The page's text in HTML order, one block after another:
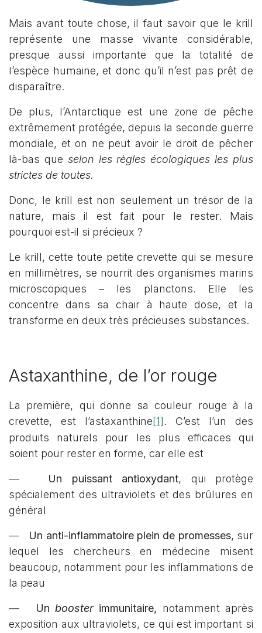
Mais avant toute chose, il faut savoir que le krill
représente une masse vivante considérable,
presque aussi importante que la totalité de
l’espèce humaine, et donc qu’il n’est pas prêt de
disparaître.
De plus, l’Antarctique est une zone de pêche
extrêmement protégée, depuis la seconde guerre
mondiale, et on ne peut avoir le droit de pêcher
là-bas que selon les règles écologiques les plus
strictes de toutes.
Donc, le krill est non seulement un trésor de la
nature, mais il est fait pour le rester. Mais
pourquoi est-il si précieux ?
Le krill, cette toute petite crevette qui se mesure
en millimètres, se nourrit des organismes marins
microscopiques – les planctons. Elle les
concentre dans sa chair à haute dose, et la
transforme en deux très précieuses substances.
Astaxanthine, de l’or rouge
La première, qui donne sa couleur rouge à la
crevette, est l’astaxanthine[1]. C’est l’un des
produits naturels pour les plus efficaces qui
soient pour rester en forme, car elle est
— Un puissant antioxydant, qui protège
spécialement des ultraviolets et des brûlures en
général
— Un anti-inflammatoire plein de promesses, sur
lequel les chercheurs en médecine misent
beaucoup, notamment pour les inflammations de
la peau
— Unboosterimmunitaire, notamment après
exposition aux ultraviolets, ce qui est important si